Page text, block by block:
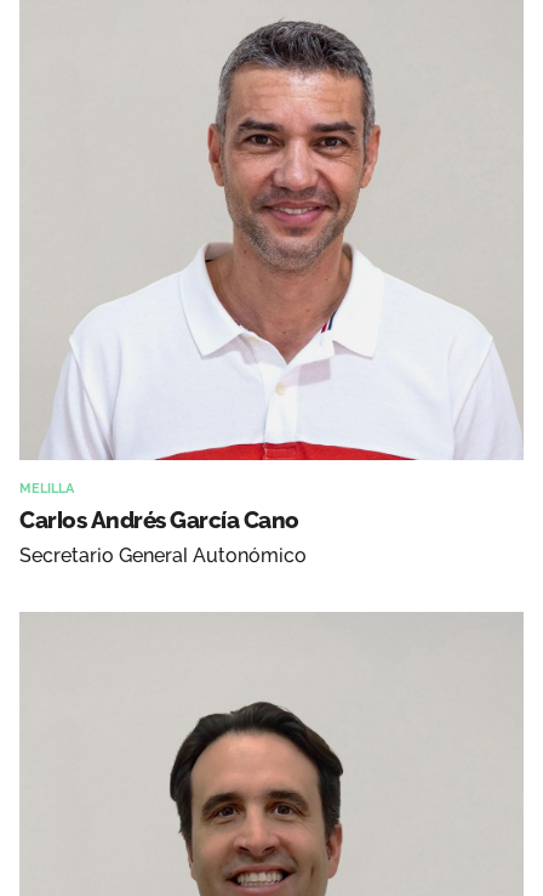
MELILLA
Carlos Andrés García Cano
Secretario General Autonómico